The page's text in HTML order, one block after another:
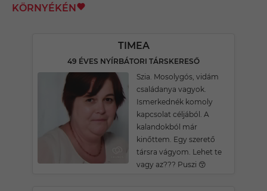
KÖRNYÉKÉN
TIMEA
49 ÉVES NYÍRBÁTORI TÁRSKERESŐ
Szia. Mosolygós, vidám
családanya vagyok.
Ismerkednék komoly
kapcsolat céljából. A
kalandokból már
kinőttem. Egy szerető
társra vágyom. Lehet te
vagy az??? Puszi 😙